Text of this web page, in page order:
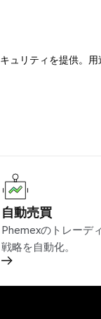
リティを提供。用
自動売買
Phemexのトレーデ
戦略を自動化。